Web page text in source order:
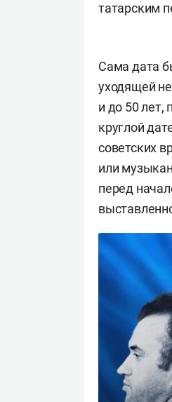
татарским
Сама дата
уходящей
и до 50 лет,
круглой
советских
или
перед